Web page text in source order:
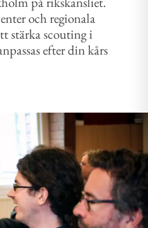
och regionala
stärka scouting i
efter din kårs